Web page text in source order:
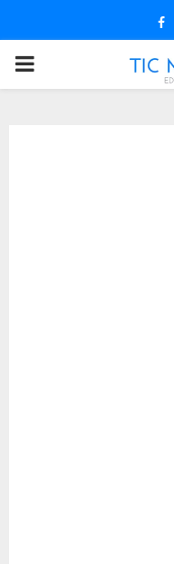
PRIMARY